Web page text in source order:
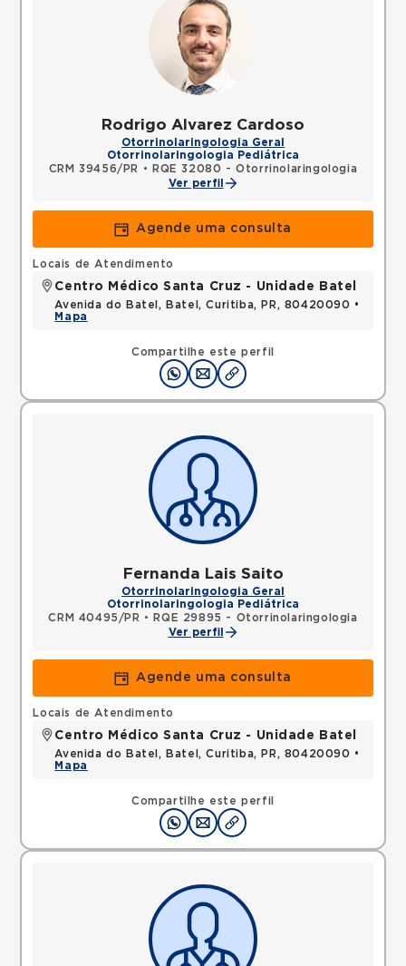
Rodrigo Alvarez Cardoso
Otorrinolaringologia Geral
Otorrinolaringologia Pediátrica
CRM 39456/PR
•
RQE 32080 - Otorrinolaringologia
Ver perfil
Agende uma consulta
Compartilhe este perfil
Locais de Atendimento
Centro Médico Santa Cruz - Unidade Batel
Avenida do Batel, Batel, Curitiba, PR, 80420090 •
Mapa
Fernanda Lais Saito
Otorrinolaringologia Geral
Otorrinolaringologia Pediátrica
CRM 40495/PR •
RQE 29895 - Otorrinolaringologia
Ver perfil
Agende uma consulta
Compartilhe este perfil
Locais de Atendimento
Centro Médico Santa Cruz - Unidade Batel
Avenida do Batel, Batel, Curitiba, PR, 80420090 •
Mapa